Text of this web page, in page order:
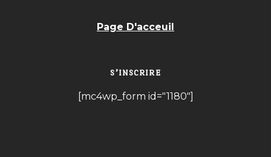
Page D'acceuil
S’INSCRIRE
[mc4wp_form id="1180"]